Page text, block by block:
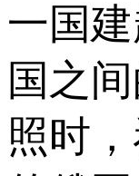
一国
国之
照时